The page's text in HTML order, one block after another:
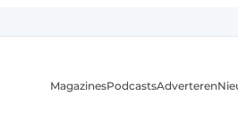
MagazinesPodcastsAdverteren